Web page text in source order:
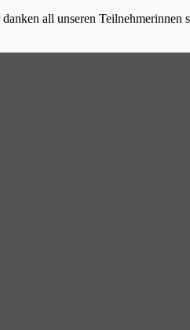
all unseren Teilnehmerinnen